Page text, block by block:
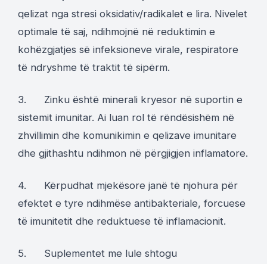
qelizat nga stresi oksidativ/radikalet e lira. Nivelet
optimale të saj, ndihmojnë në reduktimin e
kohëzgjatjes së infeksioneve virale, respiratore
të ndryshme të traktit të sipërm.
3. Zinku është minerali kryesor në suportin e
sistemit imunitar. Ai luan rol të rëndësishëm në
zhvillimin dhe komunikimin e qelizave imunitare
dhe gjithashtu ndihmon në përgjigjen inflamatore.
4. Kërpudhat mjekësore janë të njohura për
efektet e tyre ndihmëse antibakteriale, forcuese
të imunitetit dhe reduktuese të inflamacionit.
5. Suplementet me lule shtogu